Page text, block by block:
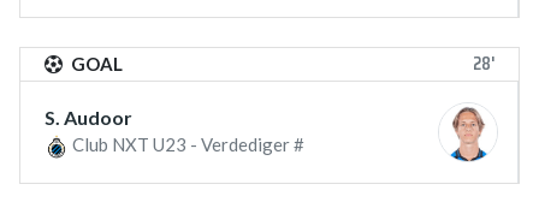
GOAL 28'
S. Audoor
Club NXT U23 - Verdediger #